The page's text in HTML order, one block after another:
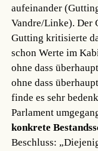
aufeinander
Vandre/Linke). Der
Gutting kritisierte
schon Werte im
ohne dass
ohne dass
finde es sehr
Parlament
konkrete
Beschluss: